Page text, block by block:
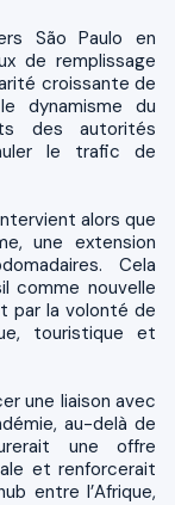
São Paulo en
de remplissage
croissante de
dynamisme du
des autorités
le trafic de
alors que
une extension
Cela
comme nouvelle
par la volonté de
touristique et
une liaison avec
au-delà de
une offre
et renforcerait
entre l’Afrique,